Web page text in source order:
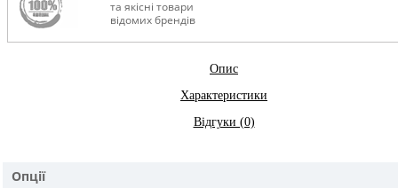
та якісні товари
відомих брендів
Опис
Характеристики
Відгуки (0)
Опції